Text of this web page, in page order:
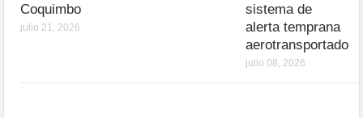
Coquimbo
julio 21, 2026
sistema de
alerta temprana
aerotransportado
julio 08, 2026